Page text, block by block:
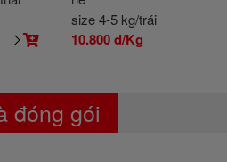
size 4-5 kg/trái
10.800đ/Kg
đóng gói